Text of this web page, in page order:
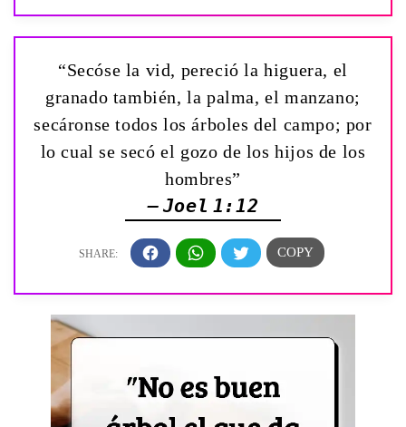
“Secóse la vid, pereció la higuera, el
granado también, la palma, el manzano;
secáronse todos los árboles del campo; por
lo cual se secó el gozo de los hijos de los
hombres”
— Joel 1:12